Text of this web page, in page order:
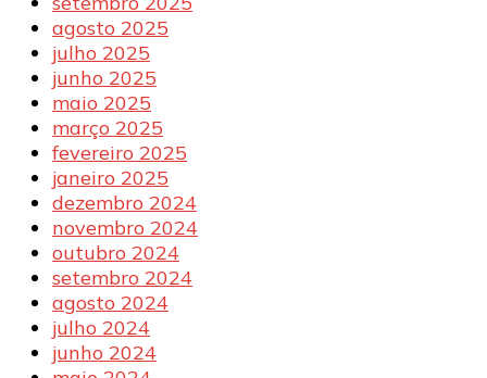
agosto 2025
julho 2025
junho 2025
maio 2025
março 2025
fevereiro 2025
janeiro 2025
dezembro 2024
novembro 2024
outubro 2024
setembro 2024
agosto 2024
julho 2024
junho 2024